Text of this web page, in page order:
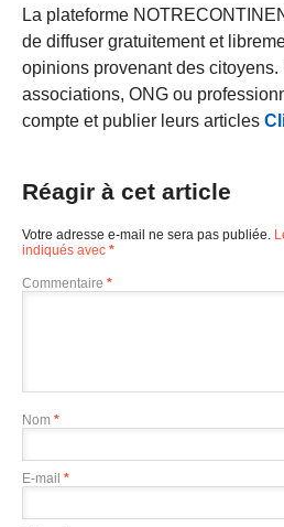
La plateforme
de diffuser gratuitement et
opinions provenant des citoyens.
associations, ONG ou
compte et publier leurs articles
Réagir à cet article
Votre adresse e-mail ne sera pas publiée.
indiqués avec *
Commentaire *
Nom *
E-mail *